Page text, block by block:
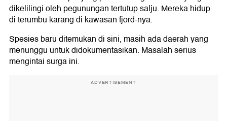
dikelilingi oleh pegunungan tertutup salju. Mereka hidup
di terumbu karang di kawasan fjord-nya.
Spesies baru ditemukan di sini, masih ada daerah yang
menunggu untuk didokumentasikan. Masalah serius
mengintai surga ini.
ADVERTISEMENT